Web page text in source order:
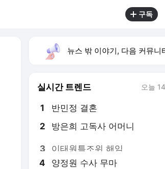
구독
뉴스 밖 이야기, 다음 커뮤니티 웹
실시간 트렌드 오늘
1 반민정 결혼
2 방은희 고독사 어머니
3 이태원특조위 해임
4 양정원 수사 무마